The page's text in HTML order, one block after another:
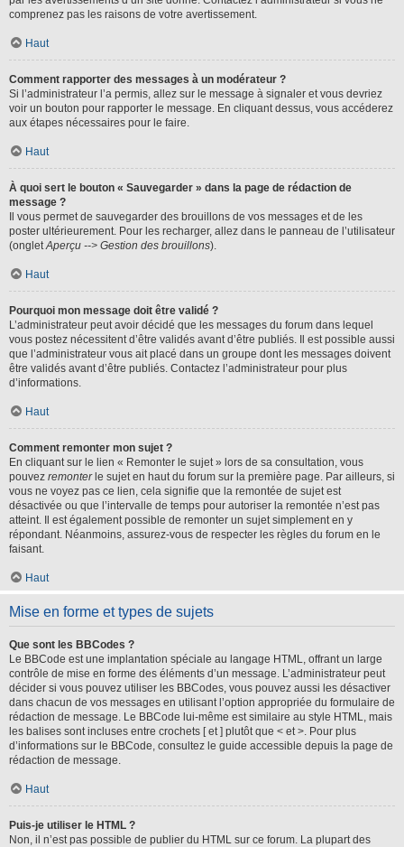
comprenez pas les raisons de votre avertissement.
Haut
Comment rapporter des messages à un modérateur ?
Si l’administrateur l’a permis, allez sur le message à signaler et vous devriez
voir un bouton pour rapporter le message. En cliquant dessus, vous accéderez
aux étapes nécessaires pour le faire.
Haut
À quoi sert le bouton « Sauvegarder » dans la page de rédaction de
message ?
Il vous permet de sauvegarder des brouillons de vos messages et de les
poster ultérieurement. Pour les recharger, allez dans le panneau de l’utilisateur
(ongletAperçu --> Gestion des brouillons).
Haut
Pourquoi mon message doit être validé ?
L’administrateur peut avoir décidé que les messages du forum dans lequel
vous postez nécessitent d’être validés avant d’être publiés. Il est possible aussi
que l’administrateur vous ait placé dans un groupe dont les messages doivent
être validés avant d’être publiés. Contactez l’administrateur pour plus
d’informations.
Haut
Comment remonter mon sujet ?
En cliquant sur le lien « Remonter le sujet » lors de sa consultation, vous
pouvez remonterle sujet en haut du forum sur la première page. Par ailleurs, si
vous ne voyez pas ce lien, cela signifie que la remontée de sujet est
désactivée ou que l’intervalle de temps pour autoriser la remontée n’est pas
atteint. Il est également possible de remonter un sujet simplement en y
répondant. Néanmoins, assurez-vous de respecter les règles du forum en le
faisant.
Haut
Mise en forme et types de sujets
Que sont les BBCodes ?
Le BBCode est une implantation spéciale au langage HTML, offrant un large
contrôle de mise en forme des éléments d’un message. L’administrateur peut
décider si vous pouvez utiliser les BBCodes, vous pouvez aussi les désactiver
dans chacun de vos messages en utilisant l’option appropriée du formulaire de
rédaction de message. Le BBCode lui-même est similaire au style HTML, mais
les balises sont incluses entre crochets [ et ] plutôt que < et >. Pour plus
d’informations sur le BBCode, consultez le guide accessible depuis la page de
rédaction de message.
Haut
Puis-je utiliser le HTML ?
Non, il n’est pas possible de publier du HTML sur ce forum. La plupart des